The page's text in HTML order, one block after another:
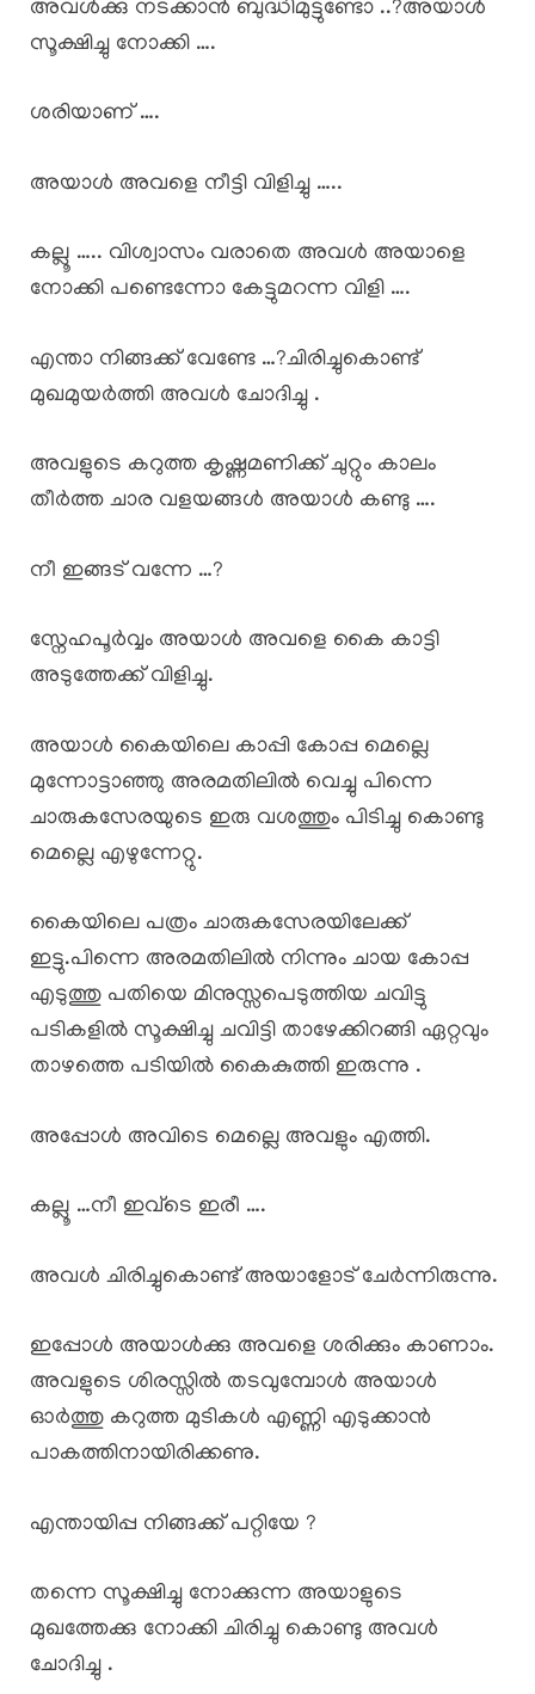
അവൾക്കു നടക്കാൻ ബുദ്ധിമുട്ടുണ്ടോ ..?അയാൾ
സൂക്ഷിച്ചു നോക്കി ….
ശരിയാണ് ….
അയാൾ അവളെ നീട്ടി വിളിച്ചു …..
കല്ലൂ ….. വിശ്വാസം വരാതെ അവൾ അയാളെ
നോക്കി പണ്ടെന്നോ കേട്ടുമറന്ന വിളി ….
എന്താ നിങ്ങക്ക് വേണ്ടേ …?ചിരിച്ചുകൊണ്ട്
മുഖമുയർത്തി അവൾ ചോദിച്ചു .
അവളുടെ കറുത്ത കൃഷ്ണമണിക്ക് ചുറ്റും കാലം
തീർത്ത ചാര വളയങ്ങൾ അയാൾ കണ്ടു ….
നീ ഇങ്ങട് വന്നേ …?
സ്നേഹപൂർവ്വം അയാൾ അവളെ കൈ കാട്ടി
അടുത്തേക്ക് വിളിച്ചു.
അയാൾ കൈയിലെ കാപ്പി കോപ്പ മെല്ലെ
മുന്നോട്ടാഞ്ഞു അരമതിലിൽ വെച്ചു പിന്നെ
ചാരുകസേരയുടെ ഇരു വശത്തും പിടിച്ചു കൊണ്ടു
മെല്ലെ എഴുന്നേറ്റു.
കൈയിലെ പത്രം ചാരുകസേരയിലേക്ക്
ഇട്ടു.പിന്നെ അരമതിലിൽ നിന്നും ചായ കോപ്പ
എടുത്തു പതിയെ മിനുസ്സപെടുത്തിയ ചവിട്ടു
പടികളിൽ സൂക്ഷിച്ചു ചവിട്ടി താഴേക്കിറങ്ങി ഏറ്റവും
താഴത്തെ പടിയിൽ കൈകുത്തി ഇരുന്നു .
അപ്പോൾ അവിടെ മെല്ലെ അവളും എത്തി.
കല്ലൂ …നീ ഇവ്ടെ ഇരീ ….
അവൾ ചിരിച്ചുകൊണ്ട് അയാളോട് ചേർന്നിരുന്നു.
ഇപ്പോൾ അയാൾക്കു അവളെ ശരിക്കും കാണാം.
അവളുടെ ശിരസ്സിൽ തടവുമ്പോൾ അയാൾ
ഓർത്തു കറുത്ത മുടികൾ എണ്ണി എടുക്കാൻ
പാകത്തിനായിരിക്കണു.
എന്തായിപ്പ നിങ്ങക്ക് പറ്റിയേ ?
തന്നെ സൂക്ഷിച്ചു നോക്കുന്ന അയാളുടെ
മുഖത്തേക്കു നോക്കി ചിരിച്ചു കൊണ്ടു അവൾ
ചോദിച്ചു .